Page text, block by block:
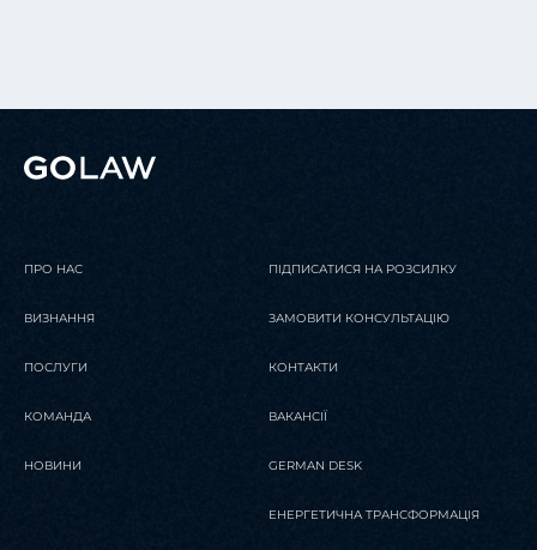
ПРО НАС
ВИЗНАННЯ
ПОСЛУГИ
КОМАНДА
НОВИНИ
ПІДПИСАТИСЯ НА РОЗСИЛКУ
ЗАМОВИТИ КОНСУЛЬТАЦІЮ
КОНТАКТИ
ВАКАНСІЇ
GERMAN DESK
ЕНЕРГЕТИЧНА ТРАНСФОРМАЦІЯ